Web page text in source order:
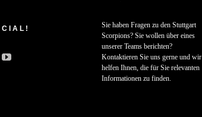
Sie haben Fragen zu den Stuttgart
Scorpions? Sie wollen über eines
unserer Teams berichten?
Kontaktieren Sie uns gerne und wir
helfen Ihnen, die für Sie relevanten
Informationen zu finden.